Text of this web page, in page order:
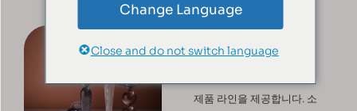
을 바탕으로 다양한 디자인
제품 라인을 제공합니다. 소
Change Language
Close and do not switch language